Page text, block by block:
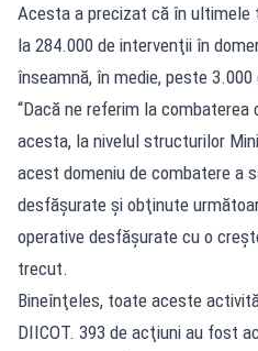
Acesta a precizat că în
la 284.000 de intervenţii în
înseamnă, în medie, peste
“Dacă ne referim la
acesta, la nivelul structurilor
acest domeniu de combatere a
desfăşurate şi obţinute
operative desfăşurate cu o
trecut.
Bineînţeles, toate aceste
DIICOT. 393 de acţiuni au fost